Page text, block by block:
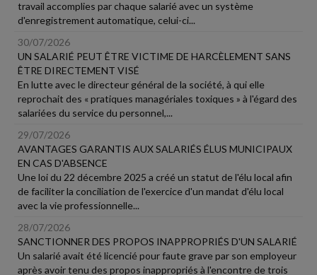
travail accomplies par chaque salarié avec un système
d'enregistrement automatique, celui-ci...
30/07/2026
UN SALARIÉ PEUT ÊTRE VICTIME DE HARCÈLEMENT SANS
ÊTRE DIRECTEMENT VISÉ
En lutte avec le directeur général de la société, à qui elle
reprochait des « pratiques managériales toxiques » à l'égard des
salariées du service du personnel,...
29/07/2026
AVANTAGES GARANTIS AUX SALARIÉS ÉLUS MUNICIPAUX
EN CAS D'ABSENCE
Une loi du 22 décembre 2025 a créé un statut de l'élu local afin
de faciliter la conciliation de l'exercice d'un mandat d'élu local
avec la vie professionnelle...
28/07/2026
SANCTIONNER DES PROPOS INAPPROPRIÉS D'UN SALARIÉ
Un salarié avait été licencié pour faute grave par son employeur
après avoir tenu des propos inappropriés à l'encontre de trois